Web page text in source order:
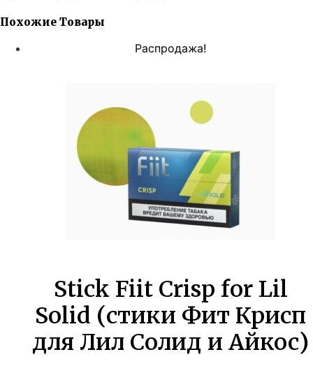
Похожие Товары
Распродажа!
Stick Fiit Crisp for Lil
Solid (стики Фит Крисп
для Лил Солид и Айкос)